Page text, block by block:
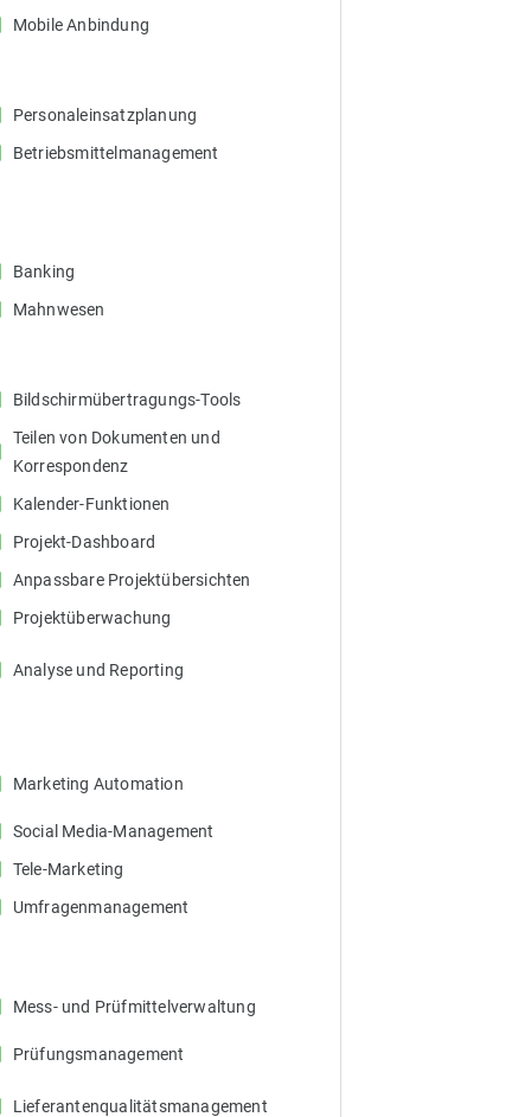
Mobile Anbindung
Personaleinsatzplanung
Betriebsmittelmanagement
Banking
Mahnwesen
Bildschirmübertragungs-Tools
Teilen von Dokumenten und
Korrespondenz
Kalender-Funktionen
Projekt-Dashboard
Anpassbare Projektübersichten
Projektüberwachung
Analyse und Reporting
Marketing Automation
Social Media-Management
Tele-Marketing
Umfragenmanagement
Mess- und Prüfmittelverwaltung
Prüfungsmanagement
Lieferantenqualitätsmanagement